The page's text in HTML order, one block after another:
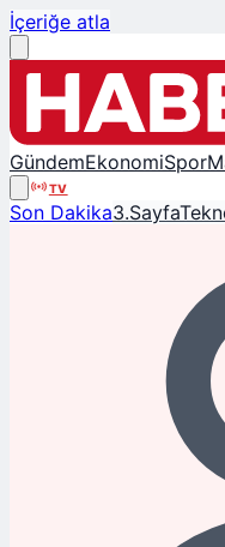
İçeriğe atla
GündemEkonomiSpor
TV
Son Dakika3.Sayfa